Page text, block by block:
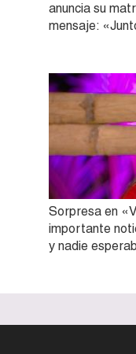
anuncia su
mensaje:
Sorpresa en
importante
y nadie